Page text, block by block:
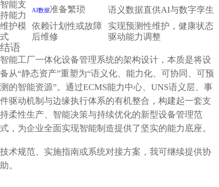
智能支
持能力
AI数据准备繁琐
语义数据直供AI与数字孪生
维护模
式
依赖计划性或故障
后维修
实现预测性维护，健康状态
驱动能力调整
结语
智能工厂一体化设备管理系统的架构设计，本质是将设
备从“静态资产”重塑为“语义化、能力化、可协同、可预
测的智能资源”。通过ECMS能力中心、UNS语义层、事
件驱动机制与边缘执行体系的有机整合，构建起一套支
持柔性生产、智能决策与持续优化的新型设备管理范
式，为企业全面实现智能制造提供了坚实的能力底座。
技术规范、实施指南或系统对接方案，我可继续提供协
助。